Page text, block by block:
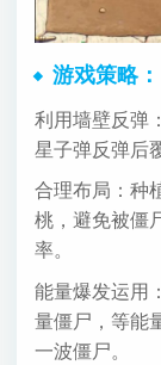
游戏策略：
利用墙壁反弹
星子弹反弹后
合理布局：种
桃，避免被僵
率。
能量爆发运用
量僵尸，等能
一波僵尸。